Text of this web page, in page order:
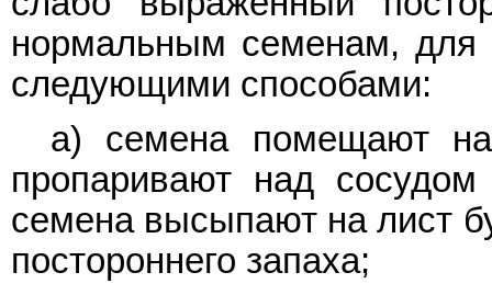
нормальным семенам, для
следующими способами:
а) семена помещают
пропаривают над
семена высыпают на лист
постороннего запаха;